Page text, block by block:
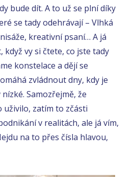
bude dít. A to už se plní díky
se tady odehrávají – Vlhká
kreativní psaní… A já
vy si čtete, co jste tady
konstelace a dějí se
zvládnout dny, kdy je
Samozřejmě, že
zatím to zčásti
v realitách, ale já vím,
na to přes čísla hlavou,